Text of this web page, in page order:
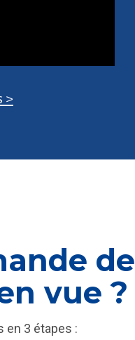
>
de
vue ?
en 3 étapes :